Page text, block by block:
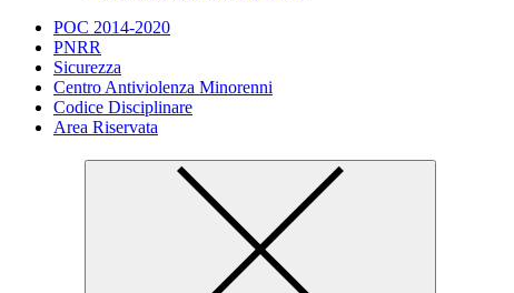
POC 2014-2020
PNRR
Sicurezza
Centro Antiviolenza Minorenni
Codice Disciplinare
Area Riservata